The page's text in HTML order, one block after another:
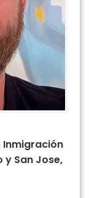
Inmigración
y San Jose,